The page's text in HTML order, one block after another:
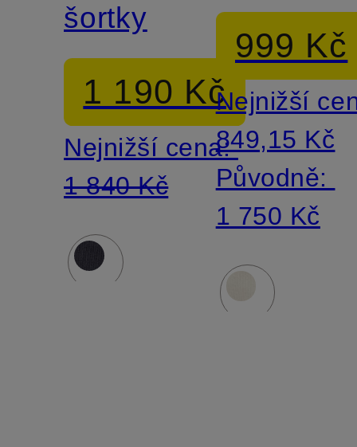
šortky
1 190 Kč
Nejnižší cena:
1 840 Kč
Fit z
999 Kč
Nejnižší
849,15 Kč
Původně:
1 750 Kč